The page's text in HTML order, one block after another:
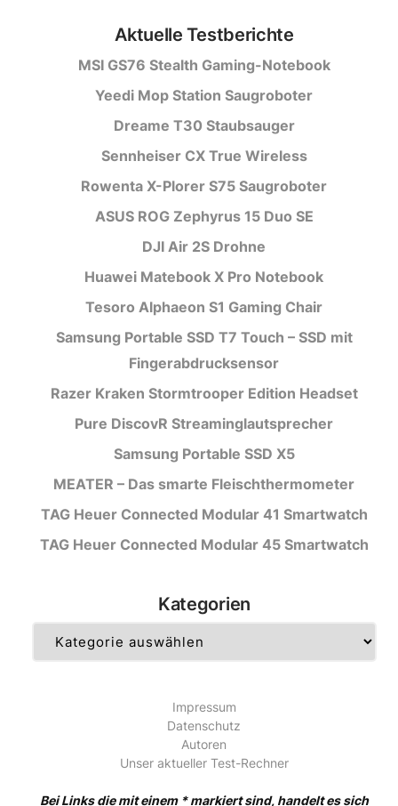
Aktuelle Testberichte
MSI GS76 Stealth Gaming-Notebook
Yeedi Mop Station Saugroboter
Dreame T30 Staubsauger
Sennheiser CX True Wireless
Rowenta X-Plorer S75 Saugroboter
ASUS ROG Zephyrus 15 Duo SE
DJI Air 2S Drohne
Huawei Matebook X Pro Notebook
Tesoro Alphaeon S1 Gaming Chair
Samsung Portable SSD T7 Touch – SSD mit
Fingerabdrucksensor
Razer Kraken Stormtrooper Edition Headset
Pure DiscovR Streaminglautsprecher
Samsung Portable SSD X5
MEATER – Das smarte Fleischthermometer
TAG Heuer Connected Modular 41 Smartwatch
TAG Heuer Connected Modular 45 Smartwatch
Kategorien
Impressum
Datenschutz
Autoren
Unser aktueller Test-Rechner
Bei Links die mit einem * markiert sind, handelt es sich